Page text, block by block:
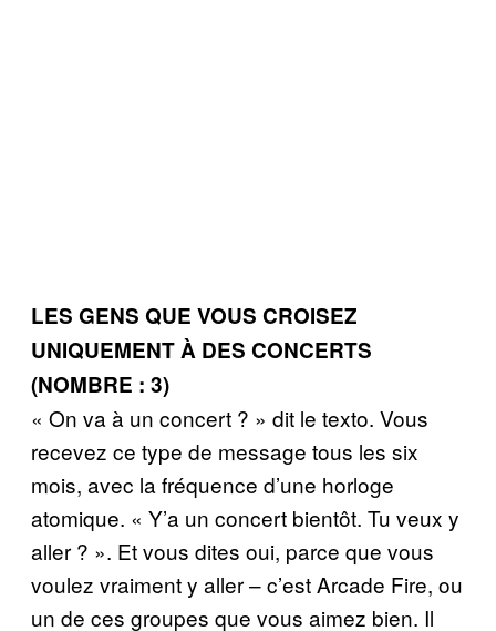
LES GENS QUE VOUS CROISEZ
UNIQUEMENT À DES CONCERTS
(NOMBRE : 3)
« On va à un concert ? » dit le texto. Vous
recevez ce type de message tous les six
mois, avec la fréquence d’une horloge
atomique. « Y’a un concert bientôt. Tu veux y
aller ? ». Et vous dites oui, parce que vous
voulez vraiment y aller – c’est Arcade Fire, ou
un de ces groupes que vous aimez bien. Il